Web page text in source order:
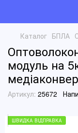
Каталог БПЛА
модуль на
Артикул: 25672
ШВИДКА ВІДПРАВКА